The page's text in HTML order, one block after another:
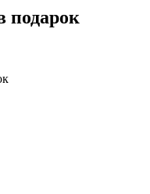
подарок